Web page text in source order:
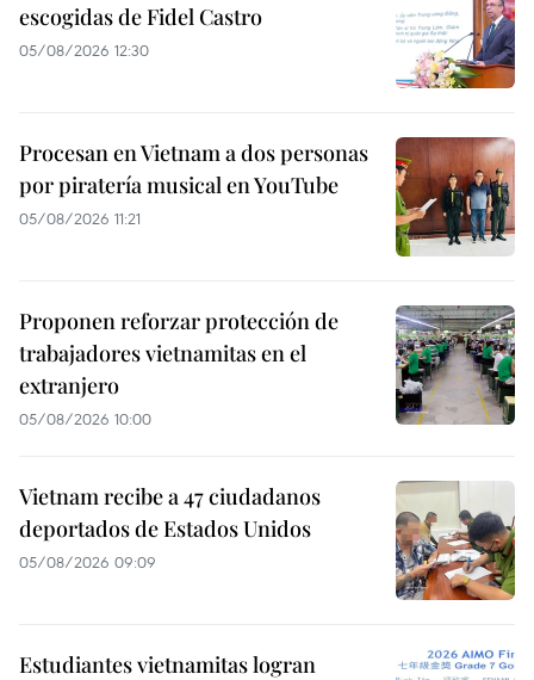
escogidas de Fidel Castro
05/08/2026 12:30
Procesan en Vietnam a dos personas
por piratería musical en YouTube
05/08/2026 11:21
Proponen reforzar protección de
trabajadores vietnamitas en el
extranjero
05/08/2026 10:00
Vietnam recibe a 47 ciudadanos
deportados de Estados Unidos
05/08/2026 09:09
Estudiantes vietnamitas logran